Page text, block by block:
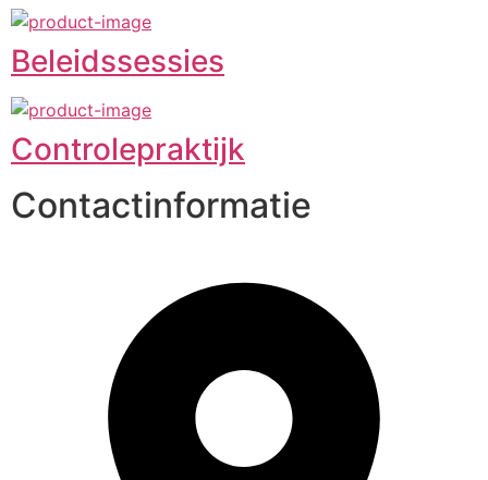
Beleidssessies
Controlepraktijk
Contactinformatie